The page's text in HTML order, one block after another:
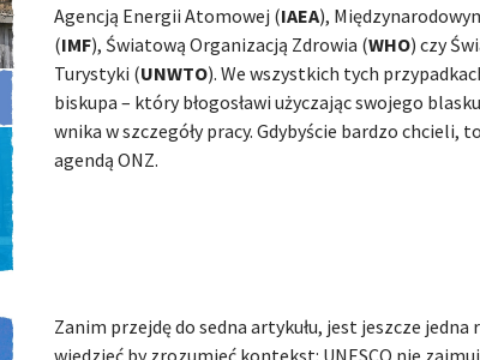
Agencją Energii Atomowej (IAEA),
(IMF), Światową Organizacją Zdrowia (WHO) czy
Turystyki (UNWTO). We wszystkich tych
biskupa – który błogosławi użyczając swojego
wnika w szczegóły pracy. Gdybyście bardzo chcieli,
agendą ONZ.
Zanim przejdę do sedna artykułu, jest jeszcze